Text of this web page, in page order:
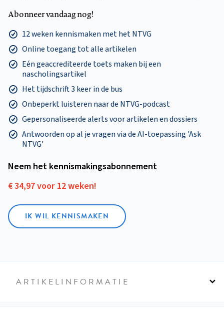
Abonneer vandaag nog!
12 weken kennismaken met het NTVG
Online toegang tot alle artikelen
Eén geaccrediteerde toets maken bij een
nascholingsartikel
Het tijdschrift 3 keer in de bus
Onbeperkt luisteren naar de NTVG-podcast
Gepersonaliseerde alerts voor artikelen en dossiers
Antwoorden op al je vragen via de AI-toepassing 'Ask
NTVG'
Neem het kennismakings­abonnement
€ 34,97 voor 12 weken!
IK WIL KENNISMAKEN
ARTIKELINFORMATIE